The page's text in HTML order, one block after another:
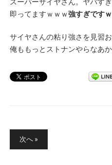
即ってますｗｗｗ強すぎです
サイヤさんの粘り強さを見習
俺ももっとストナンやらなあか
稿
次へ »